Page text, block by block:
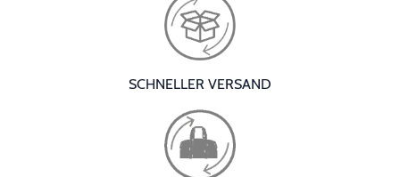
SCHNELLER VERSAND